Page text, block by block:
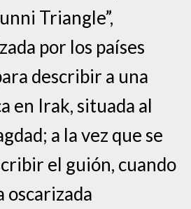
Triangle”,
por los países
describir a una
en Irak, situada al
a la vez que se
el guión, cuando
oscarizada